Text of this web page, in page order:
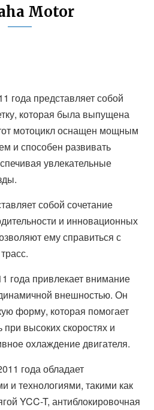
Motor
года представляет собой
которая была выпущена
мотоцикл оснащен мощным
и способен развивать
увлекательные
собой сочетание
и инновационных
ему справиться с
года привлекает внимание
внешностью. Он
форму, которая помогает
при высоких скоростях и
охлаждение двигателя.
года обладает
и технологиями, такими как
YCC-T, антиблокировочная